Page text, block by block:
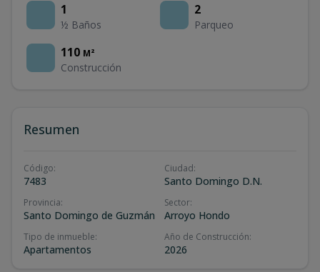
1
½ Baños
2
Parqueo
110 M²
Construcción
Resumen
Código:
7483
Ciudad:
Santo Domingo D.N.
Provincia:
Santo Domingo de Guzmán
Sector:
Arroyo Hondo
Tipo de inmueble:
Apartamentos
Año de Construcción:
2026